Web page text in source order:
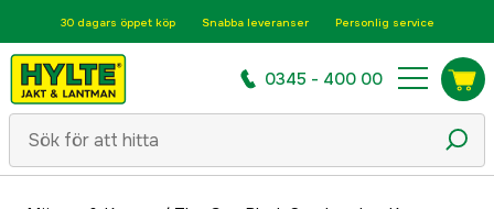
30 dagars öppet köp Snabba leveranser Personlig service
0345 - 400 00